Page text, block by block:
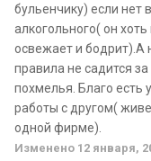
бульенчику) если нет
алкогольного( он
освежает и
правила не садится
похмелья. Благо есть
работы с другом(
одной фирме).
Изменено 12 января,